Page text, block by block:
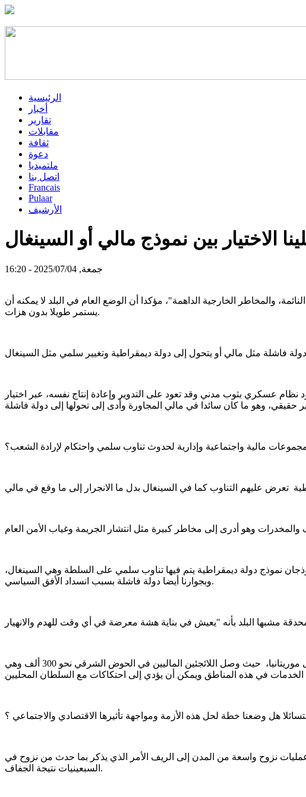
الرئيسية
أخبار
تقارير
مقابلات
ثقافة
دعوة
ملتميديا
اتصل بنا
Francais
Pulaar
الأرشيف
الاختيار بين نموذج مالي أو السينغال
جمعة, 2025/07/04 - 16:20
والمخاطر الخارجية الداهمة"، مؤكدا أن الوضع العام في البلد لا يمكنه أن
يستمر طويلا بدون هزات.
أن الأفق السياسي مسدود أمام التناوب السلمي الديمقراطي، ما ينذر بمخاطر كبيرة، فالنظام الحاكم منذ 4 عقود نظام عسكري بثوب مدني وقد تعود على التدوير وإعادة إنتاج نفسه، عبر اختيار
نموذج دولة ديمقراطية يتم فيها تناوب سلمي على السلطة وهي السينغال،
وبجوارنا أيضا دولة فاشلة بسبب انسداد الأفق السياسي.
ودعا ولد مولود إلى الانتباه لما يحدث على حدودنا الشرقية، حيث بدأنا نكتوي بنار الحريق المالي، مشيرا إلى تأثير هذه الأزمة على موريتانيا، حيث وصل اللائجئين الماليين في الحوض الشرقي نحو 300 ألف وهي
نزوح واسعة من المدن إلى الريف الأمر الذي يذكر بما حدث من نزوح في
السبعينيات نتيجة الجفاف.